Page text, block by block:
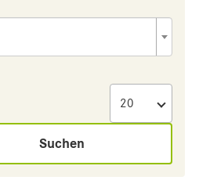
Suchen